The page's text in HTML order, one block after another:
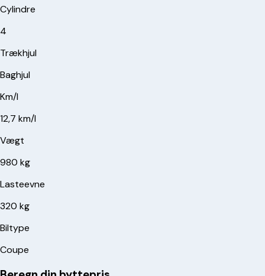
Cylindre
4
Trækhjul
Baghjul
Km/l
12,7 km/l
Vægt
980 kg
Lasteevne
320 kg
Biltype
Coupe